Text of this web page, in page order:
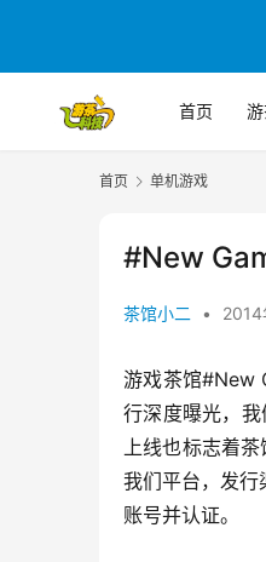
首页
首页 单机游戏
#New
茶馆小二 •
游戏茶馆#New
行深度曝光，
上线也标志着
我们平台，发
账号并认证。